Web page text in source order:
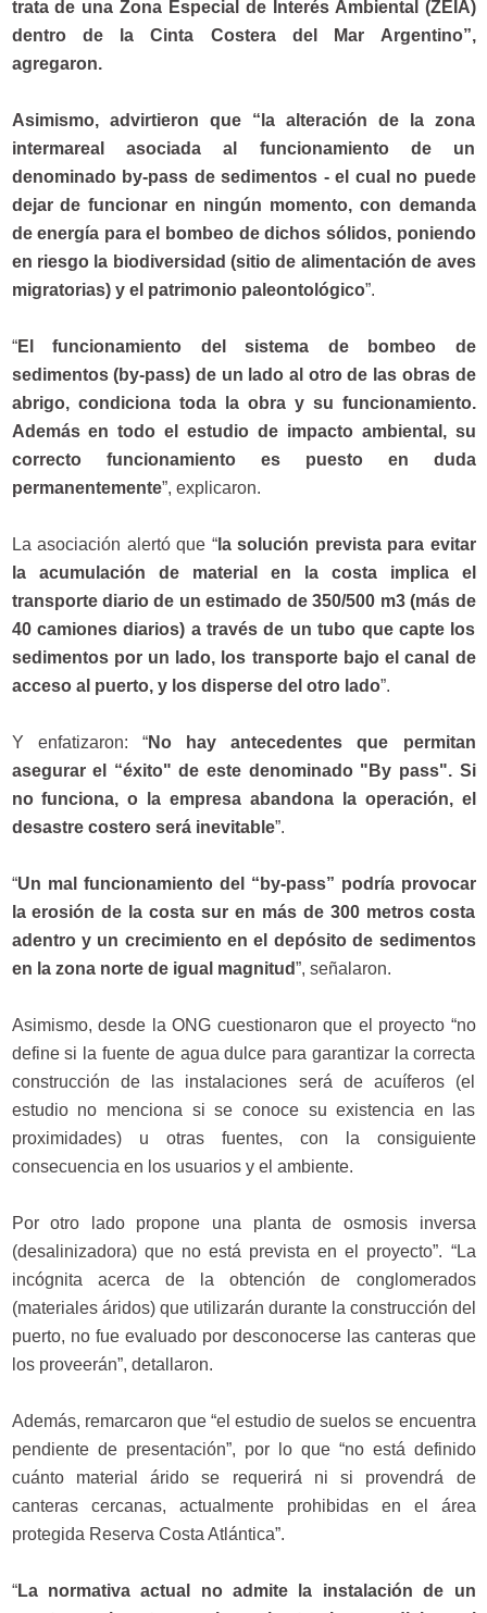
trata de una Zona Especial de Interés Ambiental (ZEIA)
dentro de la Cinta Costera del Mar Argentino”,
agregaron.
Asimismo, advirtieron que “la alteración de la zona
intermareal asociada al funcionamiento de un
denominado by-pass de sedimentos - el cual no puede
dejar de funcionar en ningún momento, con demanda
de energía para el bombeo de dichos sólidos, poniendo
en riesgo la biodiversidad (sitio de alimentación de aves
migratorias) y el patrimonio paleontológico”.
“El funcionamiento del sistema de bombeo de
sedimentos (by-pass) de un lado al otro de las obras de
abrigo, condiciona toda la obra y su funcionamiento.
Además en todo el estudio de impacto ambiental, su
correcto funcionamiento es puesto en duda
permanentemente”, explicaron.
La asociación alertó que “la solución prevista para evitar
la acumulación de material en la costa implica el
transporte diario de un estimado de 350/500 m3 (más de
40 camiones diarios) a través de un tubo que capte los
sedimentos por un lado, los transporte bajo el canal de
acceso al puerto, y los disperse del otro lado”.
Y enfatizaron: “No hay antecedentes que permitan
asegurar el “éxito" de este denominado "By pass". Si
no funciona, o la empresa abandona la operación, el
desastre costero será inevitable”.
“Un mal funcionamiento del “by-pass” podría provocar
la erosión de la costa sur en más de 300 metros costa
adentro y un crecimiento en el depósito de sedimentos
en la zona norte de igual magnitud”, señalaron.
Asimismo, desde la ONG cuestionaron que el proyecto “no
define si la fuente de agua dulce para garantizar la correcta
construcción de las instalaciones será de acuíferos (el
estudio no menciona si se conoce su existencia en las
proximidades) u otras fuentes, con la consiguiente
consecuencia en los usuarios y el ambiente.
Por otro lado propone una planta de osmosis inversa
(desalinizadora) que no está prevista en el proyecto”. “La
incógnita acerca de la obtención de conglomerados
(materiales áridos) que utilizarán durante la construcción del
puerto, no fue evaluado por desconocerse las canteras que
los proveerán”, detallaron.
Además, remarcaron que “el estudio de suelos se encuentra
pendiente de presentación”, por lo que “no está definido
cuánto material árido se requerirá ni si provendrá de
canteras cercanas, actualmente prohibidas en el área
protegida Reserva Costa Atlántica”.
“La normativa actual no admite la instalación de un